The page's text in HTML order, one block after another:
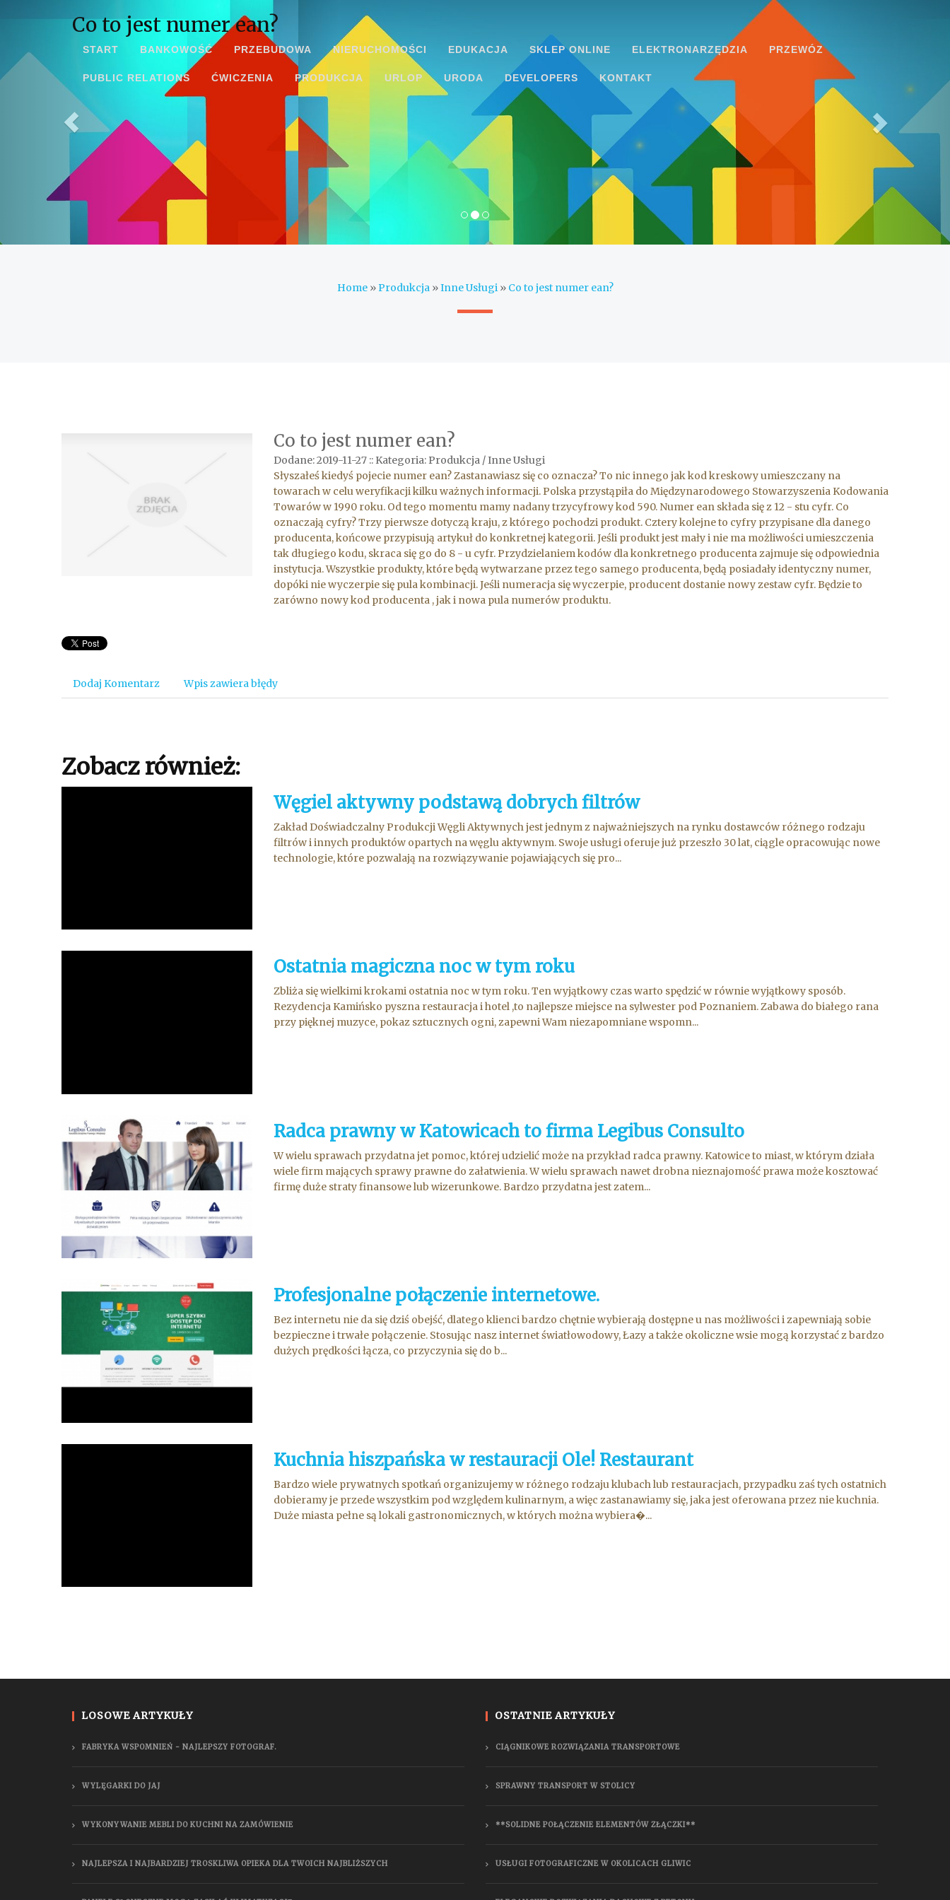
Co to jest numer ean?
START BANKOWOŚĆ PRZEBUDOWA NIERUCHOMOŚCI EDUKACJA SKLEP ONLINE ELEKTRONARZĘDZIA PRZEWÓZ
PUBLIC RELATIONS ĆWICZENIA PRODUKCJA URLOP URODA DEVELOPERS KONTAKT
Home»Produkcja»Inne Usługi» Co to jest numer ean?
Co to jest numer ean?
Dodane: 2019-11-27 :: Kategoria: Produkcja / Inne Usługi
Słyszałeś kiedyś pojecie numer ean? Zastanawiasz się co oznacza? To nic innego jak kod kreskowy umieszczany na
towarach w celu weryfikacji kilku ważnych informacji. Polska przystąpiła do Międzynarodowego Stowarzyszenia Kodowania
Towarów w 1990 roku. Od tego momentu mamy nadany trzycyfrowy kod 590. Numer ean składa się z 12 - stu cyfr. Co
oznaczają cyfry? Trzy pierwsze dotyczą kraju, z którego pochodzi produkt. Cztery kolejne to cyfry przypisane dla danego
producenta, końcowe przypisują artykuł do konkretnej kategorii. Jeśli produkt jest mały i nie ma możliwości umieszczenia
tak długiego kodu, skraca się go do 8 - u cyfr. Przydzielaniem kodów dla konkretnego producenta zajmuje się odpowiednia
instytucja. Wszystkie produkty, które będą wytwarzane przez tego samego producenta, będą posiadały identyczny numer,
dopóki nie wyczerpie się pula kombinacji. Jeśli numeracja się wyczerpie, producent dostanie nowy zestaw cyfr. Będzie to
zarówno nowy kod producenta , jak i nowa pula numerów produktu.
Dodaj Komentarz Wpis zawiera błędy
Zobacz również:
Węgiel aktywny podstawą dobrych filtrów
Zakład Doświadczalny Produkcji Węgli Aktywnych jest jednym z najważniejszych na rynku dostawców różnego rodzaju
filtrów i innych produktów opartych na węglu aktywnym. Swoje usługi oferuje już przeszło 30 lat, ciągle opracowując nowe
technologie, które pozwalają na rozwiązywanie pojawiających się pro...
Ostatnia magiczna noc w tym roku
Zbliża się wielkimi krokami ostatnia noc w tym roku. Ten wyjątkowy czas warto spędzić w równie wyjątkowy sposób.
Rezydencja Kamińsko pyszna restauracja i hotel ,to najlepsze miejsce na sylwester pod Poznaniem. Zabawa do białego rana
przy pięknej muzyce, pokaz sztucznych ogni, zapewni Wam niezapomniane wspomn...
Radca prawny w Katowicach to firma Legibus Consulto
W wielu sprawach przydatna jet pomoc, której udzielić może na przykład radca prawny. Katowice to miast, w którym działa
wiele firm mających sprawy prawne do załatwienia. W wielu sprawach nawet drobna nieznajomość prawa może kosztować
firmę duże straty finansowe lub wizerunkowe. Bardzo przydatna jest zatem...
Profesjonalne połączenie internetowe.
Bez internetu nie da się dziś obejść, dlatego klienci bardzo chętnie wybierają dostępne u nas możliwości i zapewniają sobie
bezpieczne i trwałe połączenie. Stosując nasz internet światłowodowy, Łazy a także okoliczne wsie mogą korzystać z bardzo
dużych prędkości łącza, co przyczynia się do b...
Kuchnia hiszpańska w restauracji Ole! Restaurant
Bardzo wiele prywatnych spotkań organizujemy w różnego rodzaju klubach lub restauracjach, przypadku zaś tych ostatnich
dobieramy je przede wszystkim pod względem kulinarnym, a więc zastanawiamy się, jaka jest oferowana przez nie kuchnia.
Duże miasta pełne są lokali gastronomicznych, w których można wybiera�...
LOSOWE ARTYKUŁY
FABRYKA WSPOMNIEŃ - NAJLEPSZY FOTOGRAF.
WYLĘGARKI DO JAJ
WYKONYWANIE MEBLI DO KUCHNI NA ZAMÓWIENIE
NAJLEPSZA I NAJBARDZIEJ TROSKLIWA OPIEKA DLA TWOICH NAJBLIŻSZYCH
OSTATNIE ARTYKUŁY
CIĄGNIKOWE ROZWIĄZANIA TRANSPORTOWE
SPRAWNY TRANSPORT W STOLICY
**SOLIDNE POŁĄCZENIE ELEMENTÓW ZŁĄCZKI**
USŁUGI FOTOGRAFICZNE W OKOLICACH GLIWIC